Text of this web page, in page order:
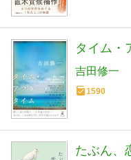
タイム・
吉田修一
1590
たぶん、